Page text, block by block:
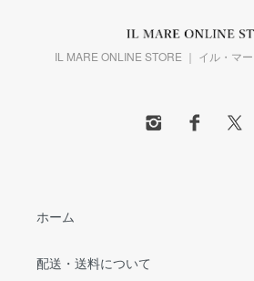
IL MARE ONLINE STORE ｜ イル・マ
ホーム
配送・送料について